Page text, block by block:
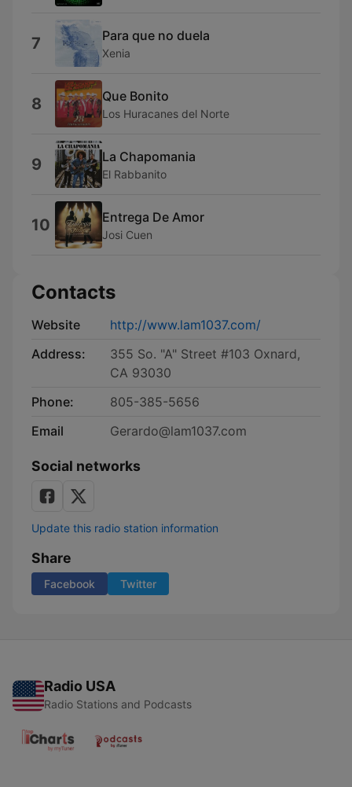
7 Para que no duela
Xenia
8 Que Bonito
Los Huracanes del Norte
9 La Chapomania
El Rabbanito
10 Entrega De Amor
Josi Cuen
Contacts
Website
http://www.lam1037.com/
Address:
355 So. "A" Street #103 Oxnard,
CA 93030
Phone:
805-385-5656
Email
Gerardo@lam1037.com
Social networks
Update this radio station information
Share
Facebook Twitter
Radio USA
Radio Stations and Podcasts